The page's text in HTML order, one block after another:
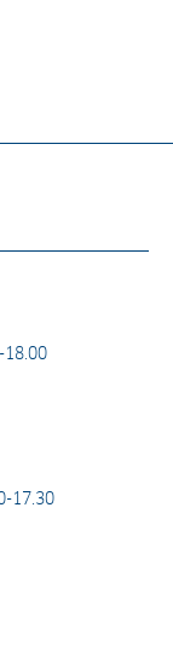
18.00
17.30